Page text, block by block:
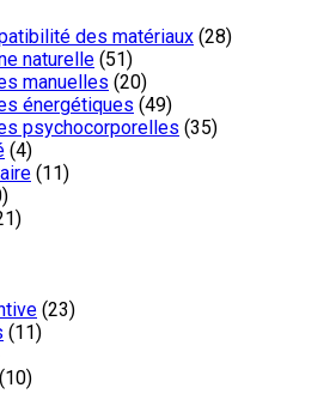
des matériaux (28)
naturelle (51)
manuelles (20)
énergétiques (49)
psychocorporelles (35)
(4)
(11)
(23)
(11)
(10)